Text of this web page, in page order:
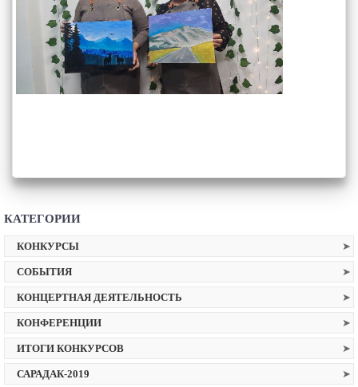
КАТЕГОРИИ
КОНКУРСЫ
СОБЫТИЯ
КОНЦЕРТНАЯ ДЕЯТЕЛЬНОСТЬ
КОНФЕРЕНЦИИ
ИТОГИ КОНКУРСОВ
САРАДАК-2019